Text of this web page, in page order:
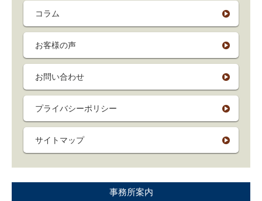
コラム
お客様の声
お問い合わせ
プライバシーポリシー
サイトマップ
事務所案内